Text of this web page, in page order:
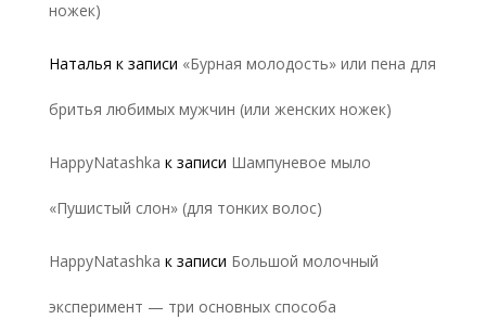
ножек)
Наталья к записи «Бурная молодость» или пена для
бритья любимых мужчин (или женских ножек)
HappyNatashka к записи Шампуневое мыло
«Пушистый слон» (для тонких волос)
HappyNatashka к записи Большой молочный
эксперимент — три основных способа